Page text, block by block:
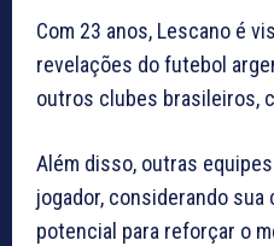
Com 23 anos, Lescano é
revelações do futebol
outros clubes brasileiros,
Além disso, outras
jogador, considerando
potencial para reforçar o